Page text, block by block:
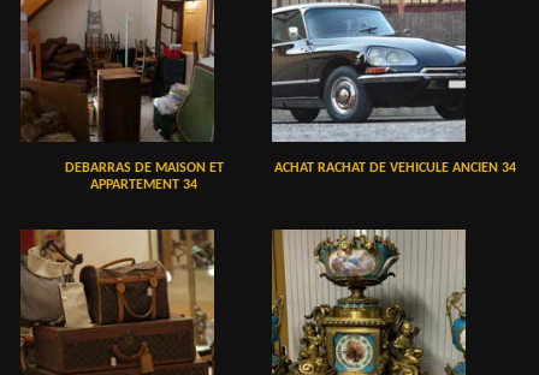
DEBARRAS DE MAISON ET
APPARTEMENT 34
ACHAT RACHAT DE VEHICULE ANCIEN 34